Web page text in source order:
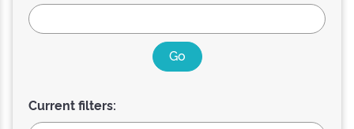
Current filters: